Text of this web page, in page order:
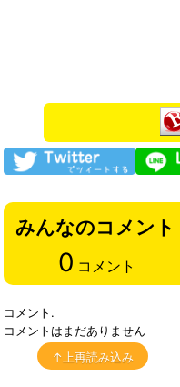
みんなのコメント
0 コメント
コメント.
コメントはまだありません
↑上再読み込み